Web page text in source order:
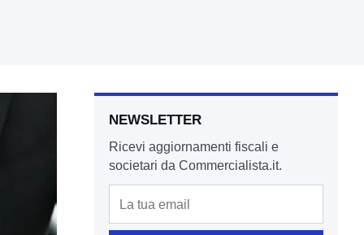
NEWSLETTER
Ricevi aggiornamenti fiscali e
societari da Commercialista.it.